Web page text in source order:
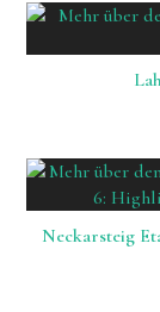
Neckarsteig